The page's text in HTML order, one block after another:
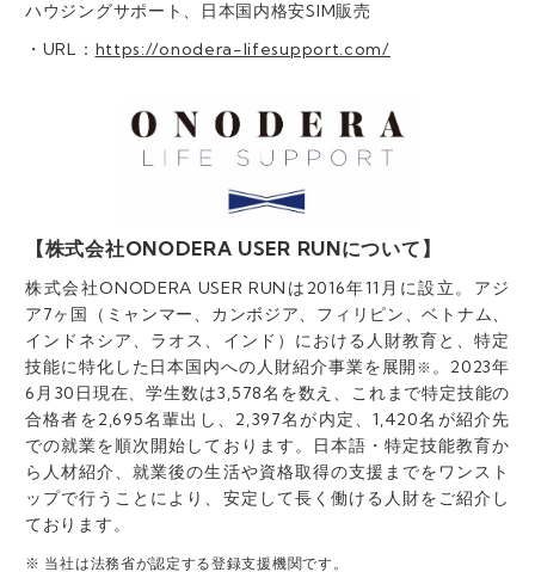
ハウジングサポート、日本国内格安SIM販売
・URL： https://onodera-lifesupport.com/
【株式会社ONODERA USER RUNについて】
株式会社ONODERA USER RUNは2016年11月に設立。アジ
ア7ヶ国（ミャンマー、カンボジア、フィリピン、ベトナム、
インドネシア、ラオス、インド）における人財教育と、特定
技能に特化した日本国内への人財紹介事業を展開 ※ 。2023年
6月30日現在、学生数は3,578名を数え、これまで特定技能の
合格者を2,695名輩出し、2,397名が内定、1,420名が紹介先
での就業を順次開始しております。日本語・特定技能教育か
ら人材紹介、就業後の生活や資格取得の支援までをワンスト
ップで行うことにより、安定して長く働ける人財をご紹介し
ております。
※ 当社は法務省が認定する登録支援機関です。